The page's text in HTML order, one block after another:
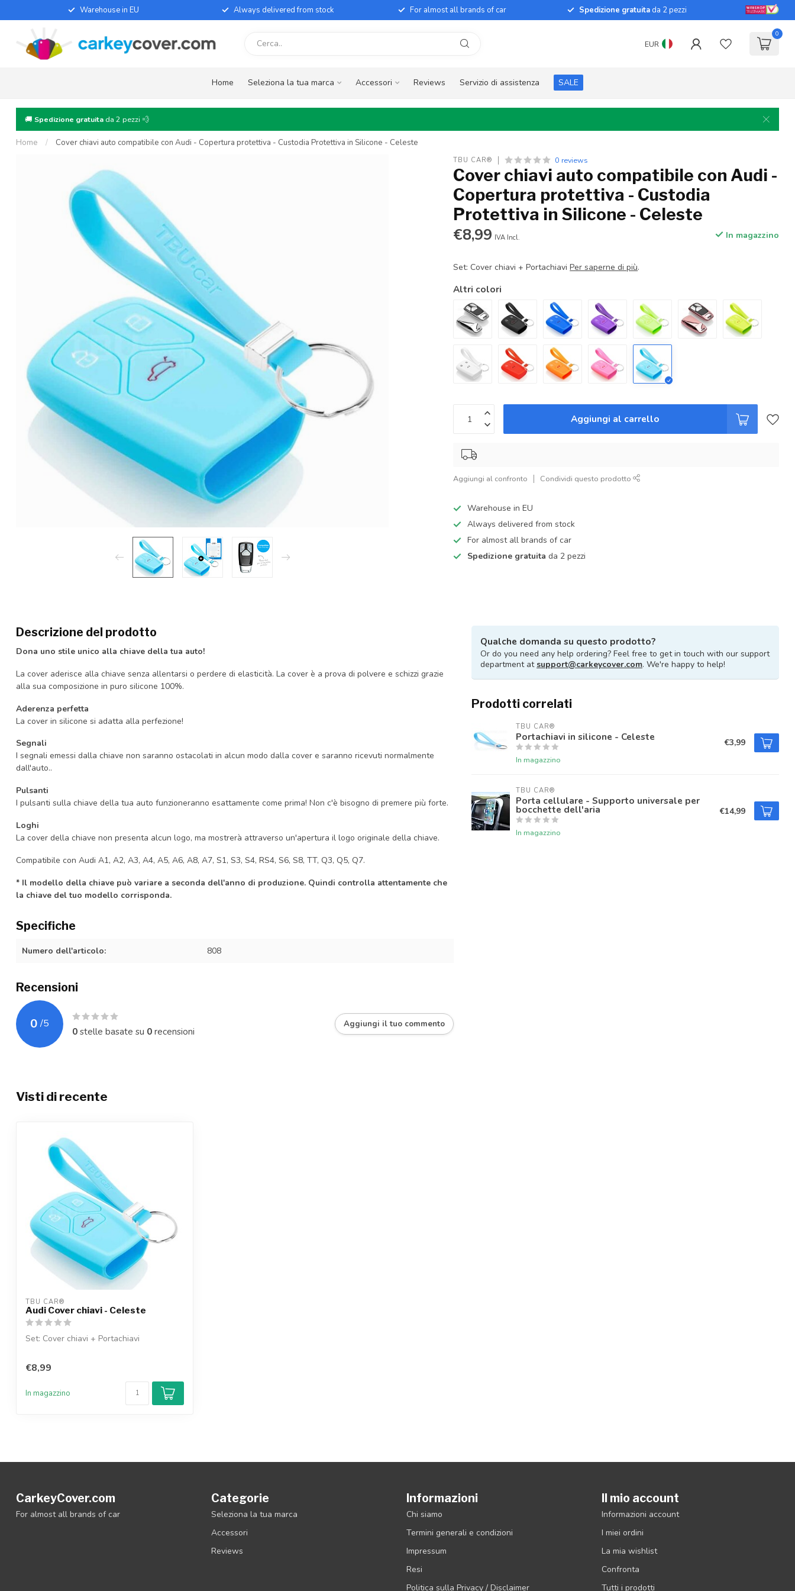
Warehouse in EU Always delivered from stock For almost all brands of car Spedizione gratuitada 2 pezzi
EUR
0
Home Seleziona la tua marca Accessori Reviews Servizio di assistenza SALE
🚚 Spedizione gratuita da 2 pezzi 💨
Home / Cover chiavi auto compatibile con Audi - Copertura protettiva - Custodia Protettiva in Silicone - Celeste
TBU CAR® 0 reviews
Cover chiavi auto compatibile con Audi -
Copertura protettiva - Custodia
Protettiva in Silicone - Celeste
€8,99 IVA Incl. In magazzino
Set: Cover chiavi + PortachiaviPer saperne di più.
Altri colori
Aggiungi al carrello
Aggiungi al confronto Condividi questo prodotto
Warehouse in EU
Always delivered from stock
For almost all brands of car
Spedizione gratuita da 2 pezzi
Descrizione del prodotto
Dona uno stile unico alla chiave della tua auto!
La cover aderisce alla chiave senza allentarsi o perdere di elasticità. La cover è a prova di polvere e schizzi grazie
alla sua composizione in puro silicone 100%.
Aderenza perfetta
La cover in silicone si adatta alla perfezione!
Segnali
I segnali emessi dalla chiave non saranno ostacolati in alcun modo dalla cover e saranno ricevuti normalmente
dall'auto..
Pulsanti
I pulsanti sulla chiave della tua auto funzioneranno esattamente come prima! Non c'è bisogno di premere più forte.
Loghi
La cover della chiave non presenta alcun logo, ma mostrerà attraverso un'apertura il logo originale della chiave.
Compatibile con Audi A1, A2, A3, A4, A5, A6, A8, A7, S1, S3, S4, RS4, S6, S8, TT, Q3, Q5, Q7.
* Il modello della chiave può variare a seconda dell'anno di produzione. Quindi controlla attentamente che
la chiave del tuo modello corrisponda.
Specifiche
Numero dell'articolo: 808
Recensioni
0 /5
0stelle basate su 0recensioni
Aggiungi il tuo commento
Qualche domanda su questo prodotto?
Or do you need any help ordering? Feel free to get in touch with our support
department atsupport@carkeycover.com. We're happy to help!
Prodotti correlati
TBU CAR®
Portachiavi in silicone - Celeste
In magazzino
€3,99
TBU CAR®
Porta cellulare - Supporto universale per
bocchette dell'aria
In magazzino
€14,99
Visti di recente
TBU CAR®
Audi Cover chiavi - Celeste
Set: Cover chiavi + Portachiavi
€8,99
In magazzino
CarkeyCover.com
For almost all brands of car
Categorie
Seleziona la tua marca
Accessori
Reviews
Informazioni
Chi siamo
Termini generali e condizioni
Impressum
Resi
Politica sulla Privacy / Disclaimer
Il mio account
Informazioni account
I miei ordini
La mia wishlist
Confronta
Tutti i prodotti